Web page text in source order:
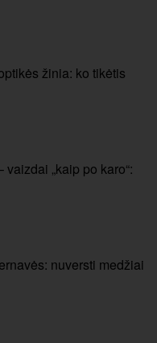
žinia: ko tikėtis
„kaip po karo“:
nuversti medžiai